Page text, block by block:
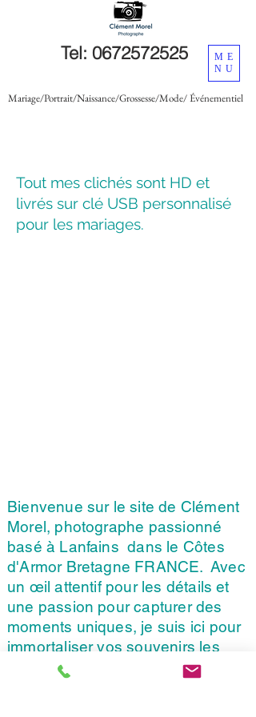
Mariage/Portrait/Naissance/Grossesse/Mode/ Événementiel
Tel: 0672572525
ME
NU
Tout mes clichés sont HD et
livrés sur clé USB personnalisé
pour les mariages.
Bienvenue sur le site de Clément
Morel, photographe passionné
basé à Lanfains dans le Côtes
d'Armor Bretagne FRANCE. Avec
un œil attentif pour les détails et
une passion pour capturer des
moments uniques, je suis ici pour
immortaliser vos souvenirs les
plus précieux. Que ce soit pour